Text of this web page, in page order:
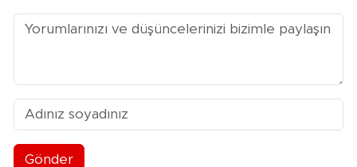
Gönder